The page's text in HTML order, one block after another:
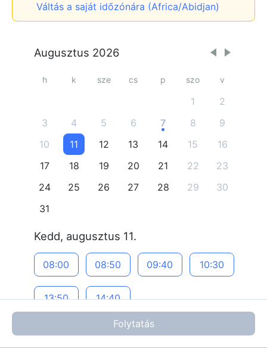
Váltás a saját időzónára (Africa/Abidjan)
Augusztus 2026
h k sze cs p szo v
1
2
3
4 5 6 7 8
9
10
11 12 13 14 15
16
17
18 19 20 21 22
23
24
25 26 27 28 29
30
31
kedd, augusztus 11.
08:00 08:50 09:40 10:30
13:50 14:40
Folytatás